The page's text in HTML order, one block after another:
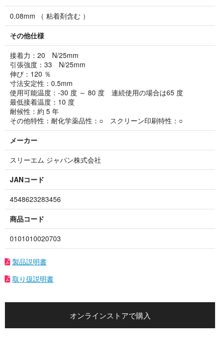
0.08mm （ 粘着剤含む ）
その他仕様
接着力：20 N/25mm
引張強度：33 N/25mm
伸び：120 ％
寸法安定性：0.5mm
使用可能温度：-30 度 ～ 80 度 連続使用の場合は65 度
最低接着温度：10 度
耐候性：約 5 年
その他特性：耐化学薬品性：○ スクリーン印刷特性：○
メーカー
スリーエム ジャパン株式会社
JANコード
4548623283456
商品コード
0101010020703
製品説明書
取り扱説明書
オンラインストアで購入